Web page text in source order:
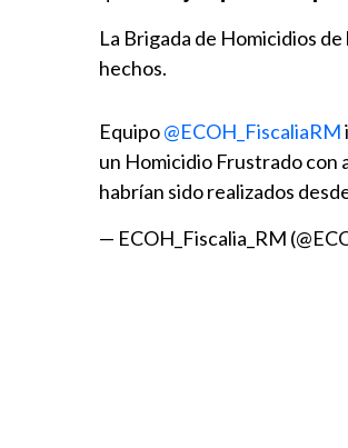
La Brigada de Homicidios
hechos.
Equipo@ECOH_FiscaliaRM
un Homicidio Frustrado con
habrían sido realizados
— ECOH_Fiscalia_RM